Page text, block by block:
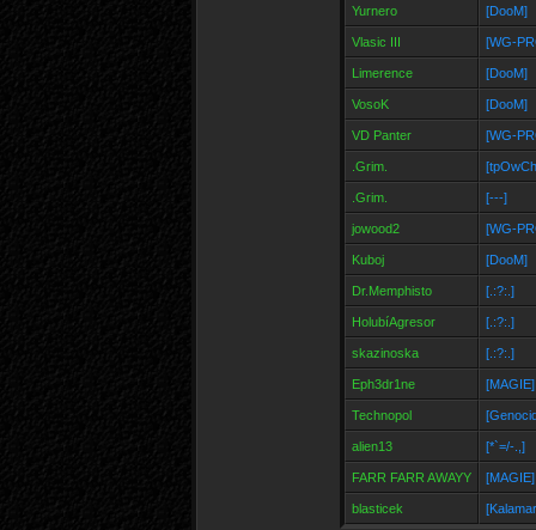
Yurnero [DooM]
Vlasic III [WG-
Limerence [DooM]
VosoK [DooM]
VD Panter [WG-
.Grim.
.Grim. [---]
jowood2 [WG-
Kuboj [DooM]
Dr.Memphisto [.:?:.]
HolubíAgresor [.:?:.]
skazinoska [.:?:.]
Eph3dr1ne [MAGIE]
Technopol
alien13 [*`=/-.,]
FARR FARR AWAYY [MAGIE]
blasticek